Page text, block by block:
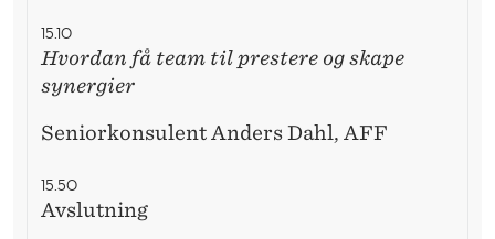
15.10
Hvordan få team til prestere og skape
synergier
Seniorkonsulent Anders Dahl, AFF
15.50
Avslutning